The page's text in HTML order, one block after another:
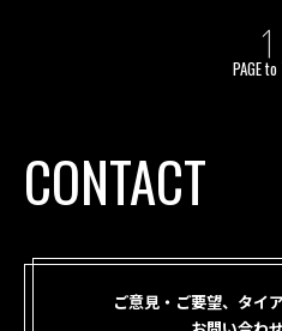
PAGE
CONTACT
ご意見・ご要望、タイ